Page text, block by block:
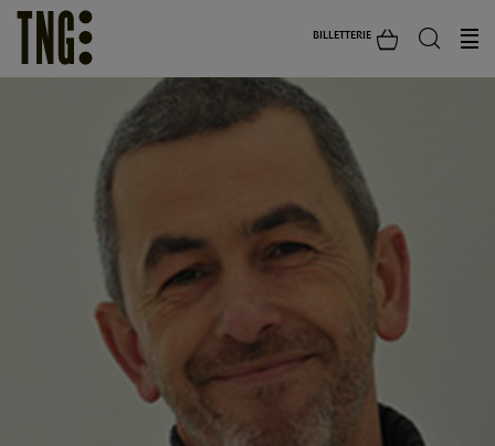
BILLETTERIE